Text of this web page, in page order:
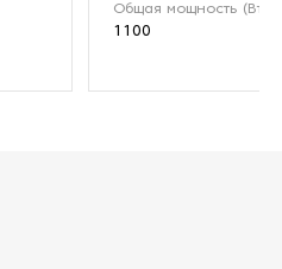
Общая мощность (Вт)
1100